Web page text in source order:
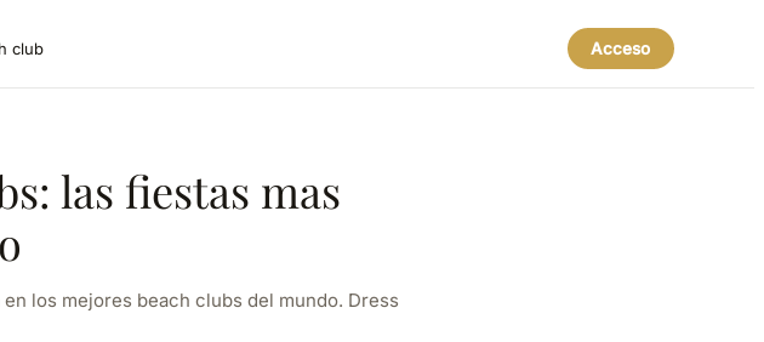
club Acceso
las fiestas mas
los mejores beach clubs del mundo. Dress